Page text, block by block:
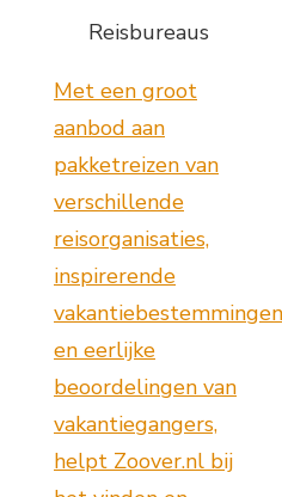
Reisbureaus
Met een groot
aanbod aan
pakketreizen van
verschillende
reisorganisaties,
inspirerende
vakantiebestemmingen
en eerlijke
beoordelingen van
vakantiegangers,
helpt Zoover.nl bij